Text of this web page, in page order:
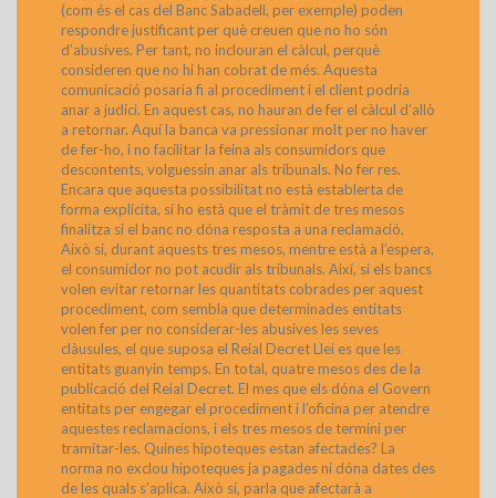
(com és el cas del Banc Sabadell, per exemple) poden
respondre justificant per què creuen que no ho són
d’abusives. Per tant, no inclouran el càlcul, perquè
consideren que no hi han cobrat de més. Aquesta
comunicació posaria fi al procediment i el client podria
anar a judici. En aquest cas, no hauran de fer el càlcul d’allò
a retornar. Aquí la banca va pressionar molt per no haver
de fer-ho, i no facilitar la feina als consumidors que
descontents, volguessin anar als tribunals. No fer res.
Encara que aquesta possibilitat no està establerta de
forma explícita, sí ho està que el tràmit de tres mesos
finalitza si el banc no dóna resposta a una reclamació.
Això sí, durant aquests tres mesos, mentre està a l’espera,
el consumidor no pot acudir als tribunals. Així, si els bancs
volen evitar retornar les quantitats cobrades per aquest
procediment, com sembla que determinades entitats
volen fer per no considerar-les abusives les seves
clàusules, el que suposa el Reial Decret Llei es que les
entitats guanyin temps. En total, quatre mesos des de la
publicació del Reial Decret. El mes que els dóna el Govern
entitats per engegar el procediment i l’oficina per atendre
aquestes reclamacions, i els tres mesos de termini per
tramitar-les. Quines hipoteques estan afectades? La
norma no exclou hipoteques ja pagades ni dóna dates des
de les quals s’aplica. Això sí, parla que afectarà a